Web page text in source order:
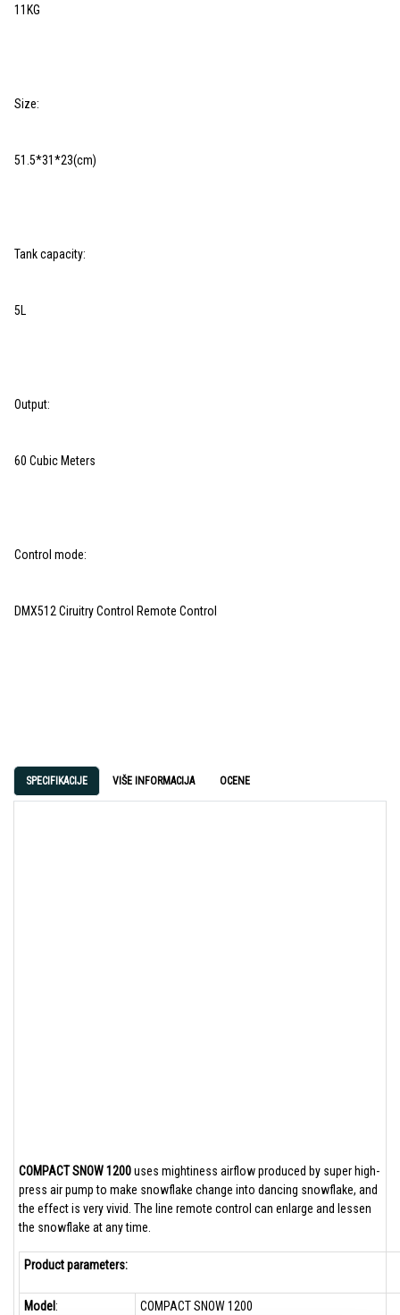
11KG
Size:
51.5*31*23(cm)
Tank capacity:
5L
Output:
60 Cubic Meters
Control mode:
DMX512 Ciruitry Control Remote Control
SPECIFIKACIJE VIŠE INFORMACIJA OCENE
COMPACT SNOW 1200uses mightiness airflow produced by super high-
press air pump to make snowflake change into dancing snowflake, and
the effect is very vivid. The line remote control can enlarge and lessen
the snowflake at any time.
Product parameters:
Model : COMPACT SNOW 1200